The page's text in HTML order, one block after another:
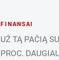
FINANSAI
UŽ TĄ PAČIĄ
PROC.